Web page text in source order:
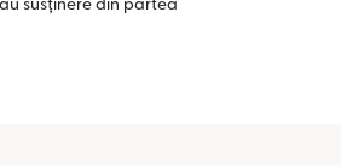
susținere din partea